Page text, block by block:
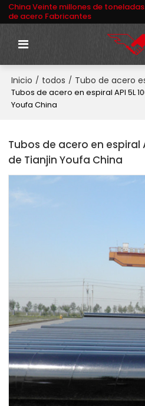
China Veinte millones de
de acero Fabricantes
Inicio / todos / Tubo de acero
Tubos de acero en espiral API 5L
Youfa China
Tubos de acero en espiral
de Tianjin Youfa China